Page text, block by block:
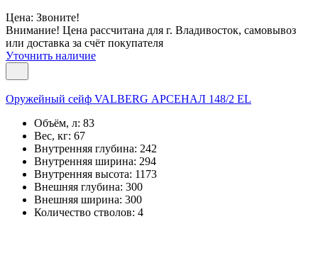
Цена: Звоните!
Внимание! Цена рассчитана для г. Владивосток, самовывоз
или доставка за счёт покупателя
Уточнить наличие
Оружейный сейф VALBERG АРСЕНАЛ 148/2 EL
Объём, л: 83
Вес, кг: 67
Внутренняя глубина: 242
Внутренняя ширина: 294
Внутренняя высота: 1173
Внешняя глубина: 300
Внешняя ширина: 300
Количество стволов: 4